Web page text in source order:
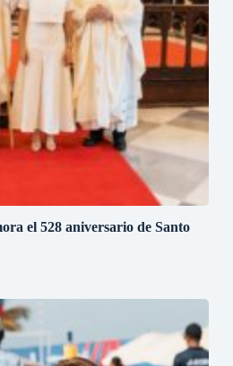
el 528 aniversario de Santo